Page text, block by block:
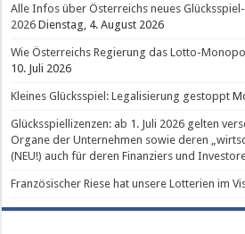
Alle Infos über Österreichs neues
2026 Dienstag, 4. August 2026
Wie Österreichs Regierung das Lotto-
10. Juli 2026
Kleines Glücksspiel: Legalisierung gestoppt
Glücksspiellizenzen: ab 1. Juli 2026 gelten
Organe der Unternehmen sowie deren
(NEU!) auch für deren Finanziers und
Französischer Riese hat unsere Lotterien im